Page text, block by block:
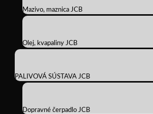
Mazivo, maznica JCB
Olej, kvapaliny JCB
PALIVOVÁ SÚSTAVA JCB
Dopravné čerpadlo JCB